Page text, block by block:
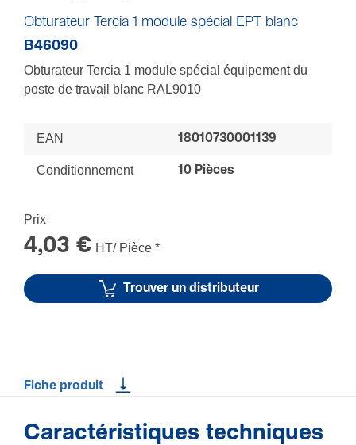
Obturateur Tercia 1 module spécial EPT blanc
B46090
Obturateur Tercia 1 module spécial équipement du
poste de travail blanc RAL9010
EAN 18010730001139
Conditionnement 10 Pièces
Prix
4,03 € HT/ Pièce *
Trouver un distributeur
Fiche produit
Caractéristiques techniques